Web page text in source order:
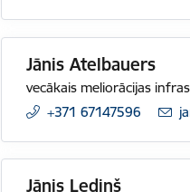
Jānis Atelbauers
vecākais meliorācijas
+371 67147596
Jānis Lediņš